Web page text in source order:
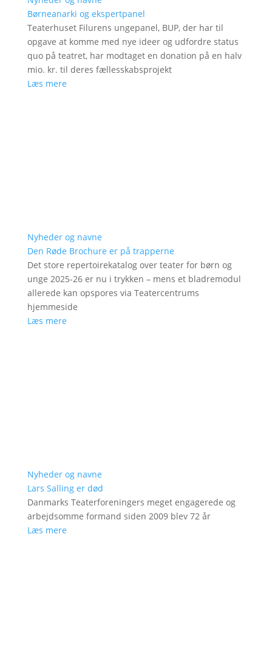
Børneanarki og ekspertpanel
Teaterhuset Filurens ungepanel, BUP, der har til
opgave at komme med nye ideer og udfordre status
quo på teatret, har modtaget en donation på en halv
mio. kr. til deres fællesskabsprojekt
Læs mere
Nyheder og navne
Den Røde Brochure er på trapperne
Det store repertoirekatalog over teater for børn og
unge 2025-26 er nu i trykken – mens et bladremodul
allerede kan opspores via Teatercentrums
hjemmeside
Læs mere
Nyheder og navne
Lars Salling er død
Danmarks Teaterforeningers meget engagerede og
arbejdsomme formand siden 2009 blev 72 år
Læs mere